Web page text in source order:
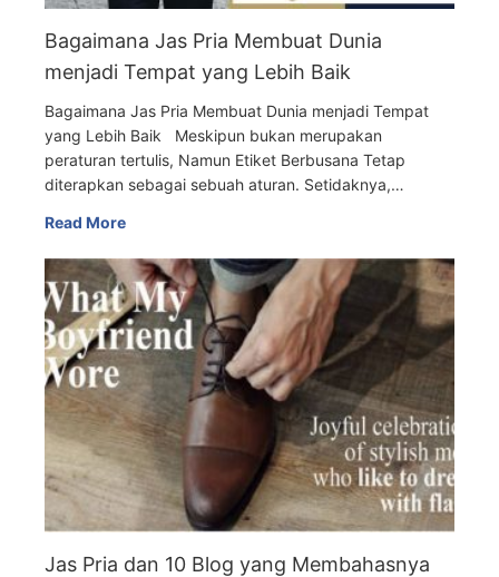
Bagaimana Jas Pria Membuat Dunia
menjadi Tempat yang Lebih Baik
Bagaimana Jas Pria Membuat Dunia menjadi Tempat
yang Lebih Baik Meskipun bukan merupakan
peraturan tertulis, Namun Etiket Berbusana Tetap
diterapkan sebagai sebuah aturan. Setidaknya,…
Read More
Jas Pria dan 10 Blog yang Membahasnya